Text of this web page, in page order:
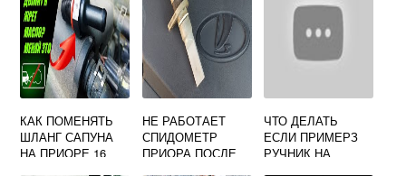
КАК ПОМЕНЯТЬ
ШЛАНГ САПУНА
НА ПРИОРЕ 16
НЕ РАБОТАЕТ
СПИДОМЕТР
ПРИОРА ПОСЛЕ
ЧТО ДЕЛАТЬ
ЕСЛИ ПРИМЕРЗ
РУЧНИК НА